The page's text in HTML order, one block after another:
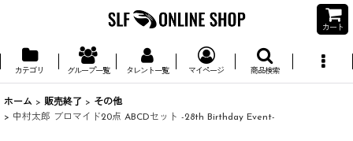
カート
カテゴリ グループ一覧 タレント一覧 マイページ 商品検索
ホーム > 販売終了 > その他
> 中村太郎 ブロマイド20点 ABCDセット -28th Birthday Event-